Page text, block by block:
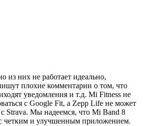
из них не работает идеально,
плохие комментарии о том, что
уведомления и т.д. Mi Fitness не
с Google Fit, а Zepp Life не может
с Strava. Мы надеемся, что Mi Band 8
четким и улучшенным приложением.